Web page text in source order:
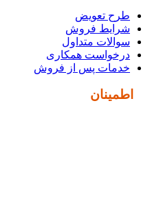
طرح تعویض
شرایط فروش
سوالات متداول
درخواست همکاری
خدمات پس از فروش
اطمینان